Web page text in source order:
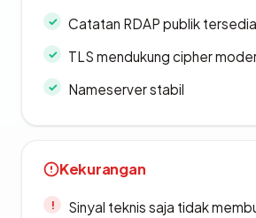
Catatan RDAP publik tersedia
TLS mendukung cipher
Nameserver stabil
Kekurangan
Sinyal teknis saja tidak